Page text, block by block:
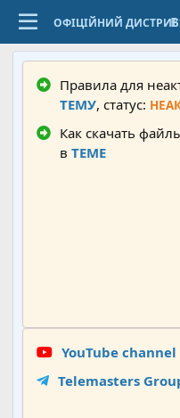
ОФІЦІЙНИЙ
Правила для
ТЕМУ, статус:
Как скачать
вТЕМЕ
YouTube channel
Telemasters